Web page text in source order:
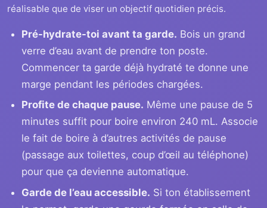
réalisable que de viser un objectif quotidien précis.
Pré-hydrate-toi avant ta garde. Bois un grand
verre d’eau avant de prendre ton poste.
Commencer ta garde déjà hydraté te donne une
marge pendant les périodes chargées.
Profite de chaque pause. Même une pause de 5
minutes suffit pour boire environ 240 mL. Associe
le fait de boire à d’autres activités de pause
(passage aux toilettes, coup d’œil au téléphone)
pour que ça devienne automatique.
Garde de l’eau accessible. Si ton établissement